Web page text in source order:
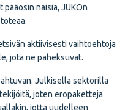
naisia, JUKOn
toteaa.
aktiivisesti vaihtoehtoja
jota ne paheksuvat.
Julkisella sektorilla
joten eropaketteja
jotta uudelleen